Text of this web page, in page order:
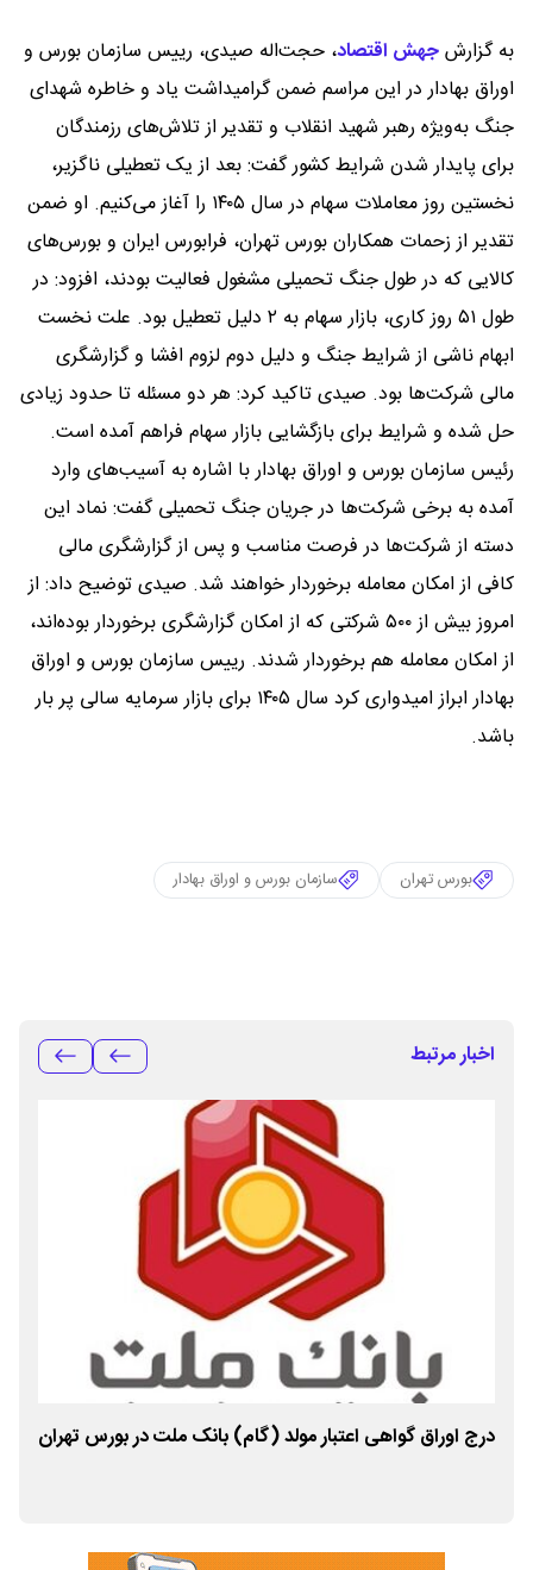
به گزارشجهش اقتصاد، حجت‌اله صیدی، رییس سازمان بورس و
اوراق بهادار در این مراسم ضمن گرامیداشت یاد و خاطره شهدای
جنگ به‌ویژه رهبر شهید انقلاب و تقدیر از تلاش‌های رزمندگان
برای پایدار شدن شرایط کشور گفت: بعد از یک تعطیلی ناگزیر،
نخستین روز معاملات سهام در سال ۱۴۰۵ را آغاز می‌کنیم. او ضمن
تقدیر از زحمات همکاران بورس تهران، فرابورس ایران و بورس‌های
کالایی که در طول جنگ تحمیلی مشغول فعالیت بودند، افزود: در
طول ۵۱ روز کاری، بازار سهام به ۲ دلیل تعطیل بود. علت نخست
ابهام ناشی از شرایط جنگ و دلیل دوم لزوم افشا و گزارشگری
مالی شرکت‌ها بود. صیدی تاکید کرد: هر دو مسئله تا حدود زیادی
حل شده و شرایط برای بازگشایی بازار سهام فراهم آمده است.
رئیس سازمان بورس و اوراق بهادار با اشاره به آسیب‌های وارد
آمده به برخی شرکت‌ها در جریان جنگ تحمیلی گفت: نماد این
دسته از شرکت‌ها در فرصت مناسب و پس از گزارشگری مالی
کافی از امکان معامله برخوردار خواهند شد. صیدی توضیح داد: از
امروز بیش از ۵۰۰ شرکتی که از امکان گزارشگری برخوردار بوده‌اند،
از امکان معامله هم برخوردار شدند. رییس سازمان بورس و اوراق
بهادار ابراز امیدواری کرد سال ۱۴۰۵ برای بازار سرمایه سالی پر بار
باشد.
بورس تهران سازمان بورس و اوراق بهادار
اخبار مرتبط
درج اوراق گواهی اعتبار مولد (گام) بانک ملت در بورس تهران